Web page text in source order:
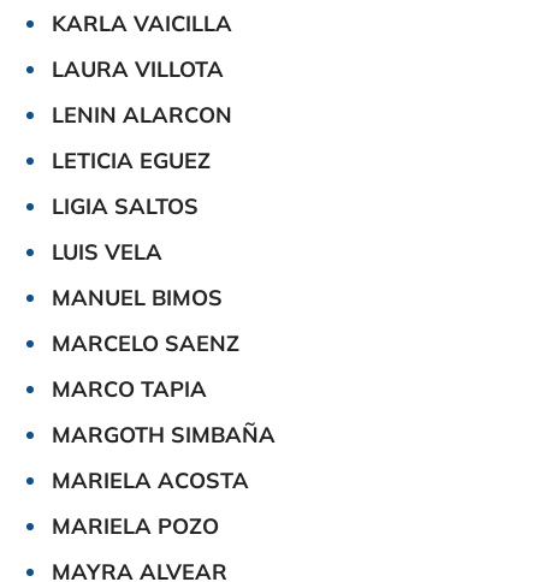
KARLA VAICILLA
LAURA VILLOTA
LENIN ALARCON
LETICIA EGUEZ
LIGIA SALTOS
LUIS VELA
MANUEL BIMOS
MARCELO SAENZ
MARCO TAPIA
MARGOTH SIMBAÑA
MARIELA ACOSTA
MARIELA POZO
MAYRA ALVEAR